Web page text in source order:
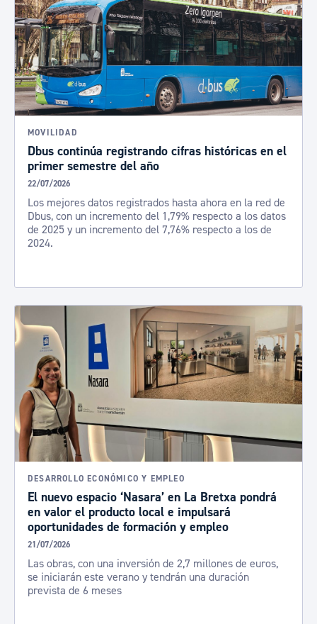
MOVILIDAD
Dbus continúa registrando cifras históricas en el
primer semestre del año
22/07/2026
Los mejores datos registrados hasta ahora en la red de
Dbus, con un incremento del 1,79% respecto a los datos
de 2025 y un incremento del 7,76% respecto a los de
2024.
DESARROLLO ECONÓMICO Y EMPLEO
El nuevo espacio ‘Nasara’ en La Bretxa pondrá
en valor el producto local e impulsará
oportunidades de formación y empleo
21/07/2026
Las obras, con una inversión de 2,7 millones de euros,
se iniciarán este verano y tendrán una duración
prevista de 6 meses